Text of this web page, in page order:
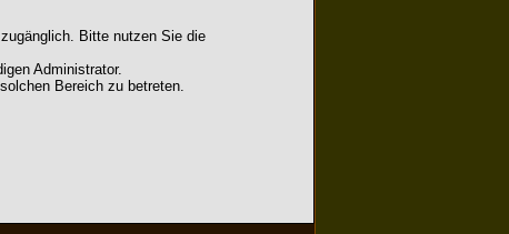
Bitte nutzen Sie die
Administrator.
Bereich zu betreten.